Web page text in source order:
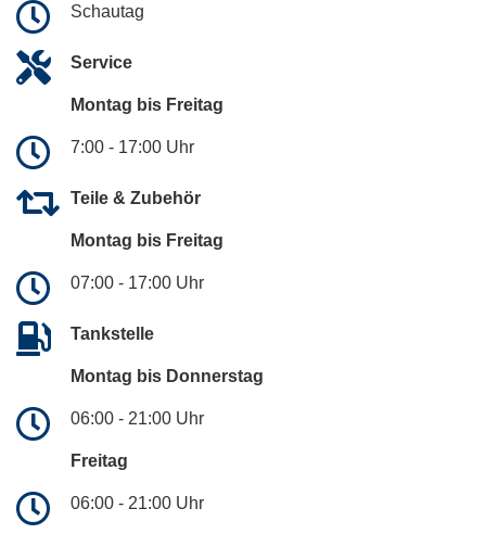
Schautag
Service
Montag bis Freitag
7:00 - 17:00 Uhr
Teile & Zubehör
Montag bis Freitag
07:00 - 17:00 Uhr
Tankstelle
Montag bis Donnerstag
06:00 - 21:00 Uhr
Freitag
06:00 - 21:00 Uhr